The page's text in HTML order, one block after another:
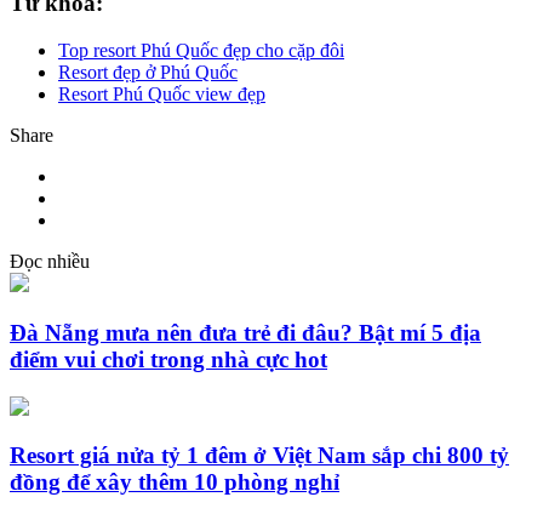
Top resort Phú Quốc đẹp cho cặp đôi
Resort đẹp ở Phú Quốc
Resort Phú Quốc view đẹp
Share
Đọc nhiều
Đà Nẵng mưa nên đưa trẻ đi đâu? Bật mí 5 địa
điểm vui chơi trong nhà cực hot
Resort giá nửa tỷ 1 đêm ở Việt Nam sắp chi 800 tỷ
đồng để xây thêm 10 phòng nghỉ